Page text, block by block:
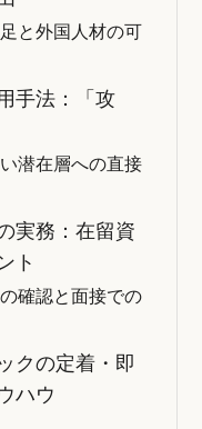
と外国人材の可
手法：「攻
潜在層への直接
実務：在留資
ト
確認と面接での
クの定着・即
ハウ